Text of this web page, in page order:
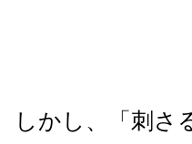
しかし、「刺さ